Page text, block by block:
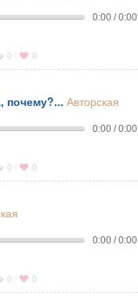
0:00 / 0:00
0 0
почему?... Авторская
0:00 / 0:00
0 0
0:00 / 0:00
0 0